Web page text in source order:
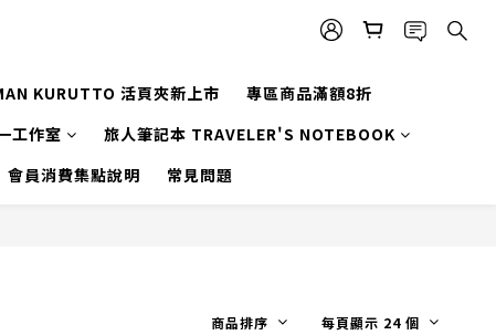
KURUTTO 活頁夾新上市
專區商品滿額8折
工作室
旅人筆記本 TRAVELER'S NOTEBOOK
會員消費集點說明 常見問題
商品排序 每頁顯示 24 個